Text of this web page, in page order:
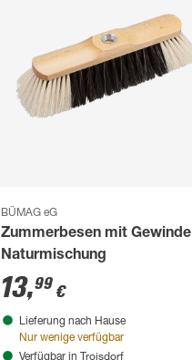
BÜMAG eG
Zummerbesen mit Gewinde
Naturmischung
13,99€
Lieferung nach Hause
Nur wenige verfügbar
Verfügbar in Troisdorf